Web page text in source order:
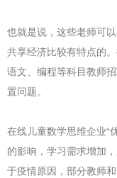
也就是说，这些老师可
共享经济比较有特点的
语文、编程等科目教师
置问题。
在线儿童数学思维企业“
的影响，学习需求增加
于疫情原因，部分教师